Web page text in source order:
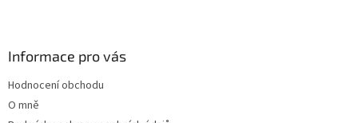
Informace pro vás
Hodnocení obchodu
O mně